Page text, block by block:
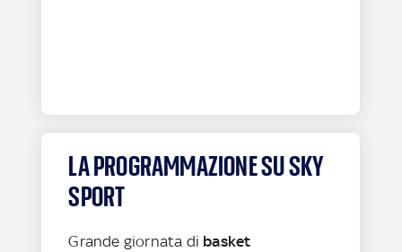
LA PROGRAMMAZIONE SU SKY
SPORT
Grande giornata di basket